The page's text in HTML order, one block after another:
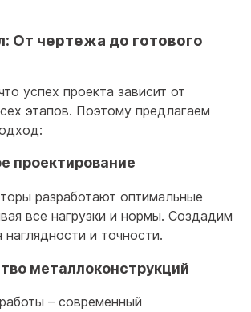
От чертежа до готового
успех проекта зависит от
этапов. Поэтому предлагаем
проектирование
разработают оптимальные
все нагрузки и нормы. Создадим
и точности.
металлоконструкций
– современный